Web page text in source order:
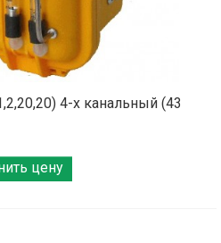
4-х канальный (43
цену